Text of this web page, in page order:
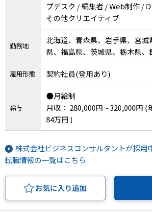
プデスク / 編集者 / Web制作 /
その他クリエイティブ
勤務地
北海道、青森県、岩手県、宮
県、福島県、茨城県、栃木県、
千葉県、東京都、神奈川県、
川県、福井県、山梨県、長野県
県、愛知県、三重県、滋賀県
兵庫県、奈良県、和歌山県、鳥
山県、広島県、山口県、徳島県
県、高知県、福岡県、佐賀県、
大分県、宮崎県、鹿児島県、沖
雇用形態 契約社員(登用あり)
給与
●月給制
月収： 280,000円 ~ 320,000円 (
84万円 )
株式会社ビジネスコンサルタントが採用
転職情報の一覧はこちら
お気に入り追加